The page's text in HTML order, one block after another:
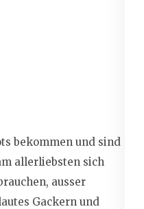
bekommen und sind
allerliebsten sich
ausser
Gackern und